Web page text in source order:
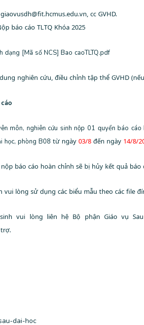
cc GVHD.
báo cáo TLTQ Khóa 2025
[Mã số NCS] Bao caoTLTQ.pdf
nghiên cứu, điều chỉnh tập thể GVHD
môn, nghiên cứu sinh nộp 01 quyển báo
học, phòng B08 từ ngày 03/8 đến ngày 14/8/
báo cáo hoàn chỉnh sẽ bị hủy kết quả báo
vui lòng sử dụng các biểu mẫu theo các file
vui lòng liên hệ Bộ phận Giáo vụ
dai-hoc